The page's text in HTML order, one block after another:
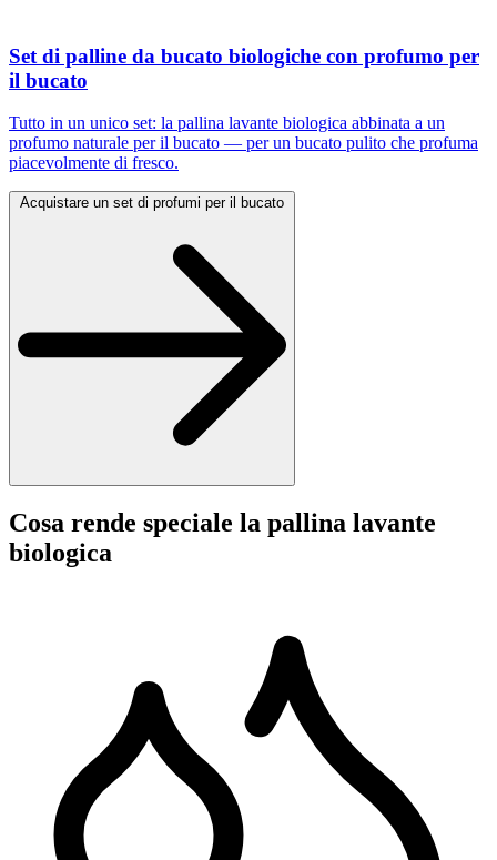
Set di palline da bucato biologiche con profumo per
il bucato
Tutto in un unico set: la pallina lavante biologica abbinata a un
profumo naturale per il bucato — per un bucato pulito che profuma
piacevolmente di fresco.
Acquistare un set di profumi per il bucato
Cosa rende speciale la pallina lavante
biologica